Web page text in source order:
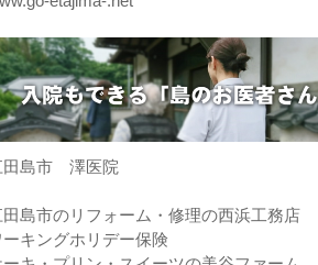
田島市 澤医院
田島市のリフォーム・修理の西浜工務店
ーキングホリデー保険